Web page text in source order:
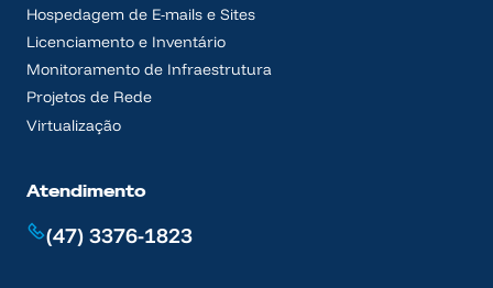
Hospedagem de E-mails e Sites
Licenciamento e Inventário
Monitoramento de Infraestrutura
Projetos de Rede
Virtualização
Atendimento
(47) 3376-1823